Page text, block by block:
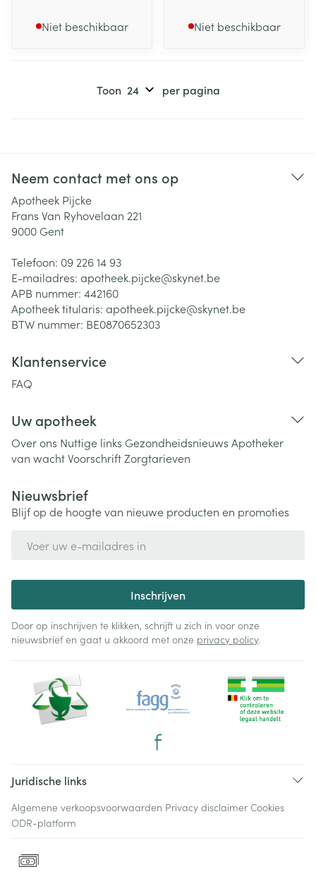
Niet beschikbaar Niet beschikbaar
Toon per pagina
Neem contact met ons op
Apotheek Pijcke
Frans Van Ryhovelaan 221
9000 Gent
Telefoon: 09 226 14 93
E-mailadres: apotheek.pijcke@skynet.be
APB nummer: 442160
Apotheek titularis: apotheek.pijcke@skynet.be
BTW nummer: BE0870652303
Klantenservice
FAQ
Uw apotheek
Over ons Nuttige links Gezondheidsnieuws Apotheker
van wachtVoorschriftZorgtarieven
Nieuwsbrief
Blijf op de hoogte van nieuwe producten en promoties
Inschrijven
Door op inschrijven te klikken, schrijft u zich in voor onze
nieuwsbrief en gaat u akkoord met onze privacy policy.
Juridische links
Algemene verkoopsvoorwaarden Privacy disclaimer Cookies
ODR-platform